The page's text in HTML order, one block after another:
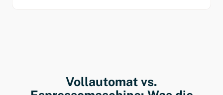
Vollautomat vs.